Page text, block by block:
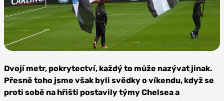
CC BY-SA 3.0
Dvojí metr, pokrytectví, každý to může nazývat jinak.
Přesně toho jsme však byli svědky o víkendu, když se
proti sobě na hřišti postavily týmy Chelsea a